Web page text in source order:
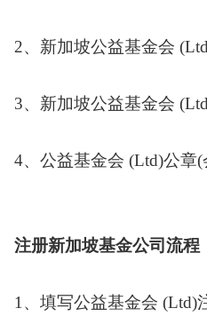
2、新加坡公益基金会
3、新加坡公益基金会
4、公益基金会 (Ltd)公章
注册新加坡基金公司流程
1、填写公益基金会 (Ltd)